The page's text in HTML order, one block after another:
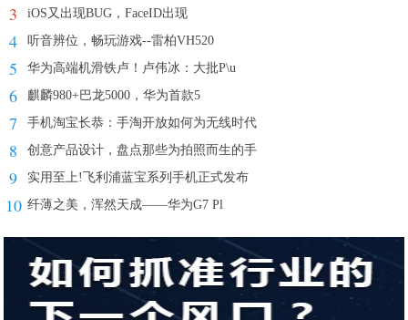
3 iOS又出现BUG，FaceID出现
4 听音辨位，畅玩游戏--雷柏VH520
5 华为高端机滑铁卢！卢伟冰：大批P\u
6 麒麟980+巴龙5000，华为首款5
7 手机淘宝长恭：手淘开放如何为无线时代
8 创意产品设计，盘点那些为拍照而生的手
9 实用至上!飞利浦蓝宝系列手机正式发布
10 纤薄之美，浑然天成——华为G7 Pl